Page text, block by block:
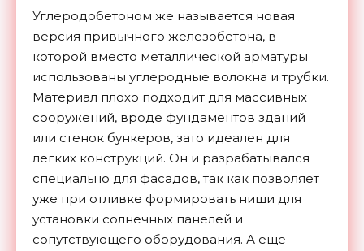
Углеродобетоном же называется новая
версия привычного железобетона, в
которой вместо металлической арматуры
использованы углеродные волокна и трубки.
Материал плохо подходит для массивных
сооружений, вроде фундаментов зданий
или стенок бункеров, зато идеален для
легких конструкций. Он и разрабатывался
специально для фасадов, так как позволяет
уже при отливке формировать ниши для
установки солнечных панелей и
сопутствующего оборудования. А еще